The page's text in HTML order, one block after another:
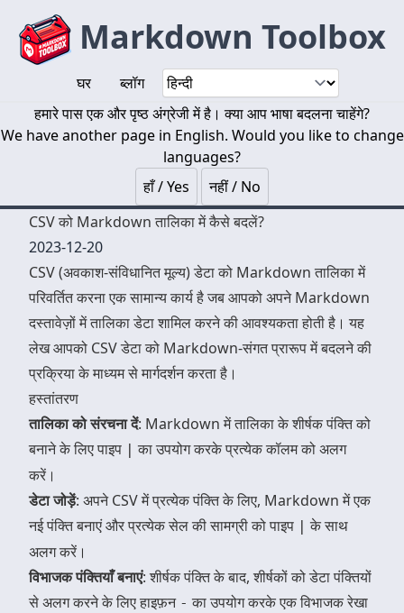
Markdown Toolbox
घर
ब्लॉग
हमारे पास एक और पृष्ठ अंग्रेजी में है। क्या आप भाषा बदलना चाहेंगे?
We have another page in English. Would you like to change
languages?
हाँ / Yes
नहीं / No
CSV को Markdown तालिका में कैसे बदलें?
2023-12-20
CSV (अवकाश-संविधानित मूल्य) डेटा को Markdown तालिका में
परिवर्तित करना एक सामान्य कार्य है जब आपको अपने Markdown
दस्तावेज़ों में तालिका डेटा शामिल करने की आवश्यकता होती है। यह
लेख आपको CSV डेटा को Markdown-संगत प्रारूप में बदलने की
प्रक्रिया के माध्यम से मार्गदर्शन करता है।
हस्तांतरण
तालिका को संरचना दें: Markdown में तालिका के शीर्षक पंक्ति को
बनाने के लिए पाइप | का उपयोग करके प्रत्येक कॉलम को अलग
करें।
डेटा जोड़ें: अपने CSV में प्रत्येक पंक्ति के लिए, Markdown में एक
नई पंक्ति बनाएं और प्रत्येक सेल की सामग्री को पाइप | के साथ
अलग करें।
विभाजक पंक्तियाँ बनाएं: शीर्षक पंक्ति के बाद, शीर्षकों को डेटा पंक्तियों
से अलग करने के लिए हाइफ़न - का उपयोग करके एक विभाजक रेखा